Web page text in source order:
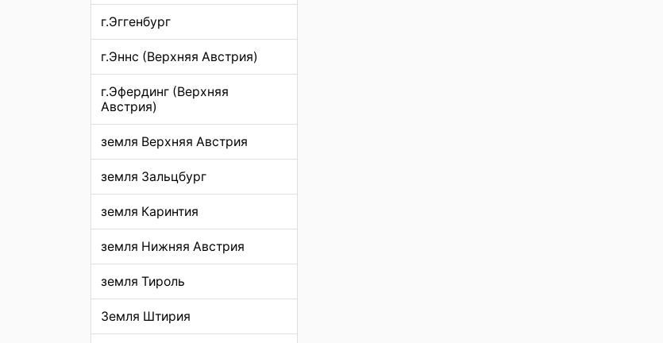
г.Эггенбург
г.Эннс (Верхняя Австрия)
г.Эфердинг (Верхняя
Австрия)
земля Верхняя Австрия
земля Зальцбург
земля Каринтия
земля Нижняя Австрия
земля Тироль
Земля Штирия